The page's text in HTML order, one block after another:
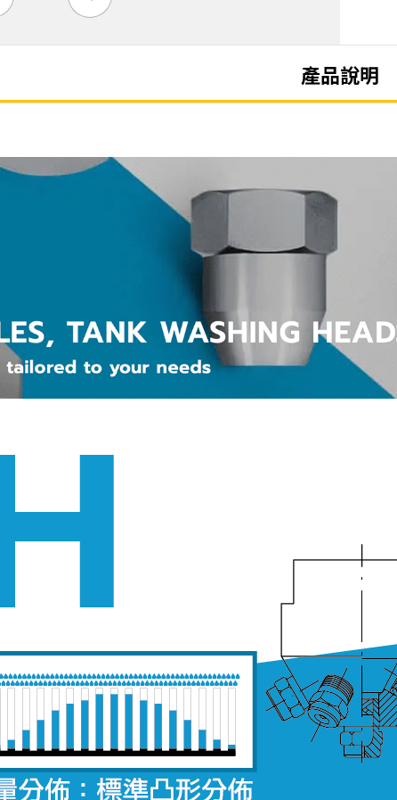
產品說明